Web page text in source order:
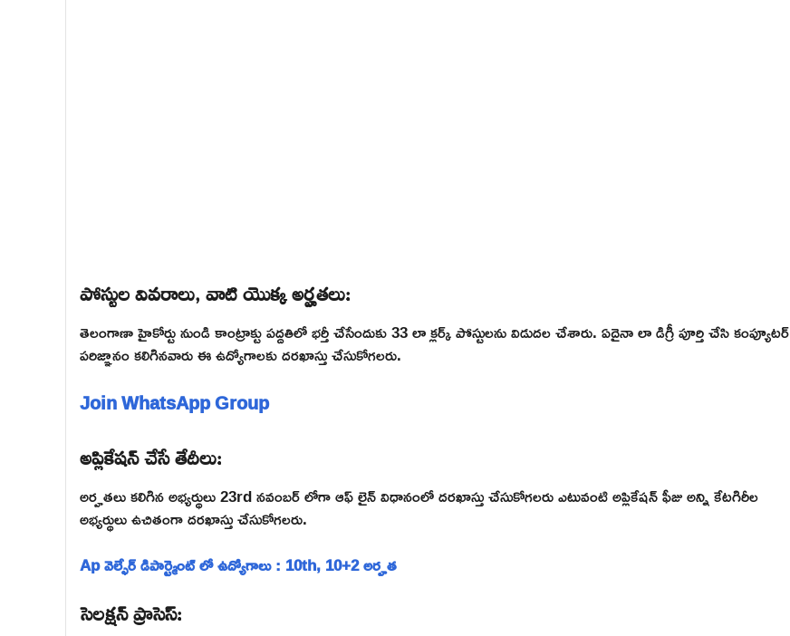
పోస్టుల వివరాలు, వాటి యొక్క అర్హతలు:
తెలంగాణా హైకోర్టు నుండి కాంట్రాక్టు పద్దతిలో భర్తీ చేసేందుకు 33 లా క్లర్క్ పోస్టులను విడుదల చేశారు. ఏదైనా లా డిగ్రీ పూర్తి చేసి కంప్యూటర్
పరిజ్ఞానం కలిగినవారు ఈ ఉద్యోగాలకు దరఖాస్తు చేసుకోగలరు.
Join WhatsApp Group
అప్లికేషన్ చేసే తేదీలు:
అర్హతలు కలిగిన అభ్యర్థులు 23rd నవంబర్ లోగా ఆఫ్ లైన్ విధానంలో దరఖాస్తు చేసుకోగలరు ఎటువంటి అప్లికేషన్ ఫీజు అన్ని కేటగిరీల
అభ్యర్థులు ఉచితంగా దరఖాస్తు చేసుకోగలరు.
Ap వెల్ఫేర్ డిపార్ట్మెంట్ లో ఉద్యోగాలు : 10th, 10+2 అర్హత
సెలక్షన్ ప్రాసెస్: